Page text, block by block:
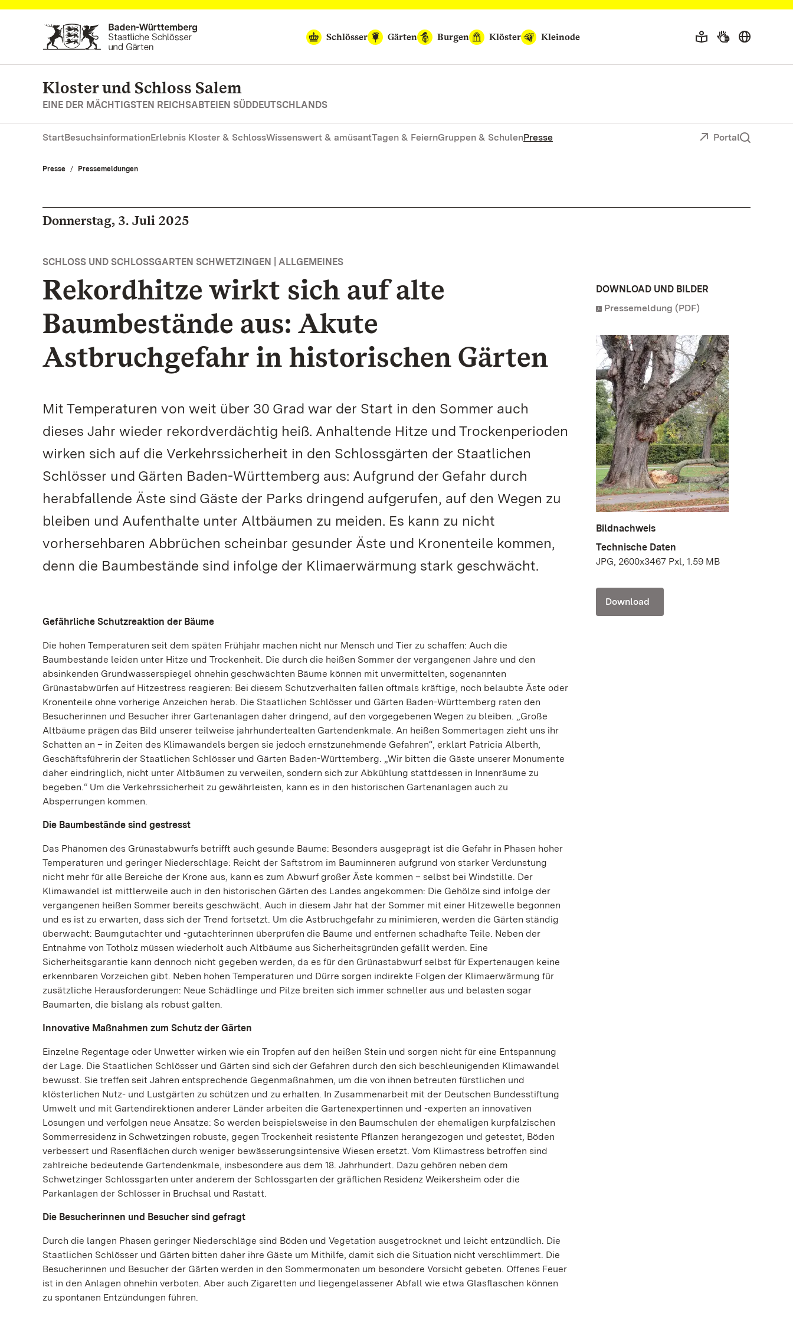
Zum Hauptinhalt springen
Schlösser
Gärten Burgen Klöster Kleinode
Kloster und Schloss Salem
EINE DER MÄCHTIGSTEN REICHSABTEIEN SÜDDEUTSCHLANDS
StartBesuchsinformationErlebnis Kloster & SchlossWissenswert & amüsantTagen & FeiernGruppen & SchulenPresse Portal
Presse Pressemeldungen
Donnerstag, 3. Juli 2025
SCHLOSS UND SCHLOSSGARTEN SCHWETZINGEN | ALLGEMEINES
Rekordhitze wirkt sich auf alte
Baumbestände aus: Akute
Astbruchgefahr in historischen Gärten
Mit Temperaturen von weit über 30 Grad war der Start in den Sommer auch
dieses Jahr wieder rekordverdächtig heiß. Anhaltende Hitze und Trockenperioden
wirken sich auf die Verkehrssicherheit in den Schlossgärten der Staatlichen
Schlösser und Gärten Baden-Württemberg aus: Aufgrund der Gefahr durch
herabfallende Äste sind Gäste der Parks dringend aufgerufen, auf den Wegen zu
bleiben und Aufenthalte unter Altbäumen zu meiden. Es kann zu nicht
vorhersehbaren Abbrüchen scheinbar gesunder Äste und Kronenteile kommen,
denn die Baumbestände sind infolge der Klimaerwärmung stark geschwächt.
Gefährliche Schutzreaktion der Bäume
Die hohen Temperaturen seit dem späten Frühjahr machen nicht nur Mensch und Tier zu schaffen: Auch die
Baumbestände leiden unter Hitze und Trockenheit. Die durch die heißen Sommer der vergangenen Jahre und den
absinkenden Grundwasserspiegel ohnehin geschwächten Bäume können mit unvermittelten, sogenannten
Grünastabwürfen auf Hitzestress reagieren: Bei diesem Schutzverhalten fallen oftmals kräftige, noch belaubte Äste oder
Kronenteile ohne vorherige Anzeichen herab. Die Staatlichen Schlösser und Gärten Baden-Württemberg raten den
Besucherinnen und Besucher ihrer Gartenanlagen daher dringend, auf den vorgegebenen Wegen zu bleiben. „Große
Altbäume prägen das Bild unserer teilweise jahrhundertealten Gartendenkmale. An heißen Sommertagen zieht uns ihr
Schatten an – in Zeiten des Klimawandels bergen sie jedoch ernstzunehmende Gefahren“, erklärt Patricia Alberth,
Geschäftsführerin der Staatlichen Schlösser und Gärten Baden-Württemberg. „Wir bitten die Gäste unserer Monumente
daher eindringlich, nicht unter Altbäumen zu verweilen, sondern sich zur Abkühlung stattdessen in Innenräume zu
begeben.“ Um die Verkehrssicherheit zu gewährleisten, kann es in den historischen Gartenanlagen auch zu
Absperrungen kommen.
Die Baumbestände sind gestresst
Das Phänomen des Grünastabwurfs betrifft auch gesunde Bäume: Besonders ausgeprägt ist die Gefahr in Phasen hoher
Temperaturen und geringer Niederschläge: Reicht der Saftstrom im Bauminneren aufgrund von starker Verdunstung
nicht mehr für alle Bereiche der Krone aus, kann es zum Abwurf großer Äste kommen – selbst bei Windstille. Der
Klimawandel ist mittlerweile auch in den historischen Gärten des Landes angekommen: Die Gehölze sind infolge der
vergangenen heißen Sommer bereits geschwächt. Auch in diesem Jahr hat der Sommer mit einer Hitzewelle begonnen
und es ist zu erwarten, dass sich der Trend fortsetzt. Um die Astbruchgefahr zu minimieren, werden die Gärten ständig
überwacht: Baumgutachter und -gutachterinnen überprüfen die Bäume und entfernen schadhafte Teile. Neben der
Entnahme von Totholz müssen wiederholt auch Altbäume aus Sicherheitsgründen gefällt werden. Eine
Sicherheitsgarantie kann dennoch nicht gegeben werden, da es für den Grünastabwurf selbst für Expertenaugen keine
erkennbaren Vorzeichen gibt. Neben hohen Temperaturen und Dürre sorgen indirekte Folgen der Klimaerwärmung für
zusätzliche Herausforderungen: Neue Schädlinge und Pilze breiten sich immer schneller aus und belasten sogar
Baumarten, die bislang als robust galten.
Innovative Maßnahmen zum Schutz der Gärten
Einzelne Regentage oder Unwetter wirken wie ein Tropfen auf den heißen Stein und sorgen nicht für eine Entspannung
der Lage. Die Staatlichen Schlösser und Gärten sind sich der Gefahren durch den sich beschleunigenden Klimawandel
bewusst. Sie treffen seit Jahren entsprechende Gegenmaßnahmen, um die von ihnen betreuten fürstlichen und
klösterlichen Nutz- und Lustgärten zu schützen und zu erhalten. In Zusammenarbeit mit der Deutschen Bundesstiftung
Umwelt und mit Gartendirektionen anderer Länder arbeiten die Gartenexpertinnen und -experten an innovativen
Lösungen und verfolgen neue Ansätze: So werden beispielsweise in den Baumschulen der ehemaligen kurpfälzischen
Sommerresidenz in Schwetzingen robuste, gegen Trockenheit resistente Pflanzen herangezogen und getestet, Böden
verbessert und Rasenflächen durch weniger bewässerungsintensive Wiesen ersetzt. Vom Klimastress betroffen sind
zahlreiche bedeutende Gartendenkmale, insbesondere aus dem 18. Jahrhundert. Dazu gehören neben dem
Schwetzinger Schlossgarten unter anderem der Schlossgarten der gräflichen Residenz Weikersheim oder die
Parkanlagen der Schlösser in Bruchsal und Rastatt.
Die Besucherinnen und Besucher sind gefragt
Durch die langen Phasen geringer Niederschläge sind Böden und Vegetation ausgetrocknet und leicht entzündlich. Die
Staatlichen Schlösser und Gärten bitten daher ihre Gäste um Mithilfe, damit sich die Situation nicht verschlimmert. Die
Besucherinnen und Besucher der Gärten werden in den Sommermonaten um besondere Vorsicht gebeten. Offenes Feuer
ist in den Anlagen ohnehin verboten. Aber auch Zigaretten und liegengelassener Abfall wie etwa Glasflaschen können
zu spontanen Entzündungen führen.
DOWNLOAD UND BILDER
Pressemeldung (PDF)
Bildnachweis
Technische Daten
JPG, 2600x3467 Pxl, 1.59 MB
Download